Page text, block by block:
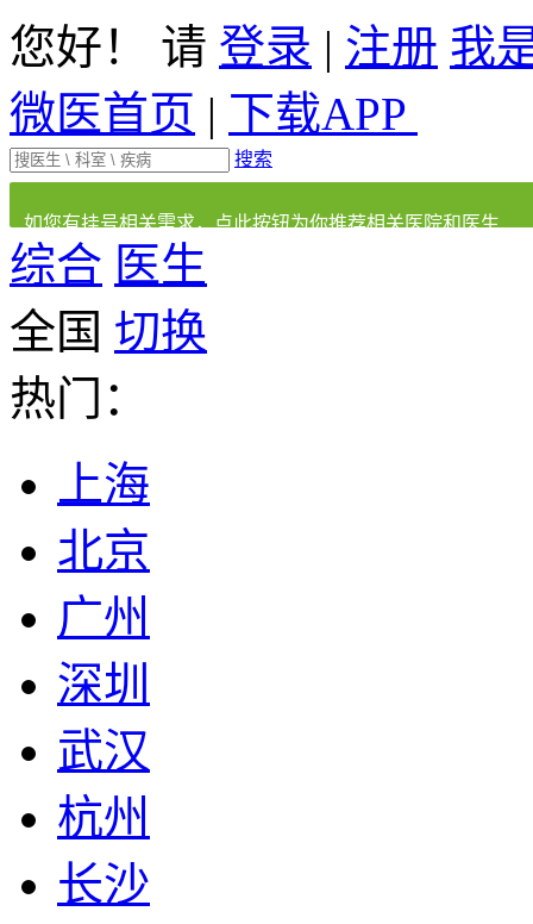
您好！ 请 登录 | 注册 我
微医首页 | 下载APP
搜索
如您有挂号相关需求，点此按钮为你推荐相关医院和医生
综合 医生
全国 切换
热门：
上海
北京
广州
深圳
武汉
杭州
长沙